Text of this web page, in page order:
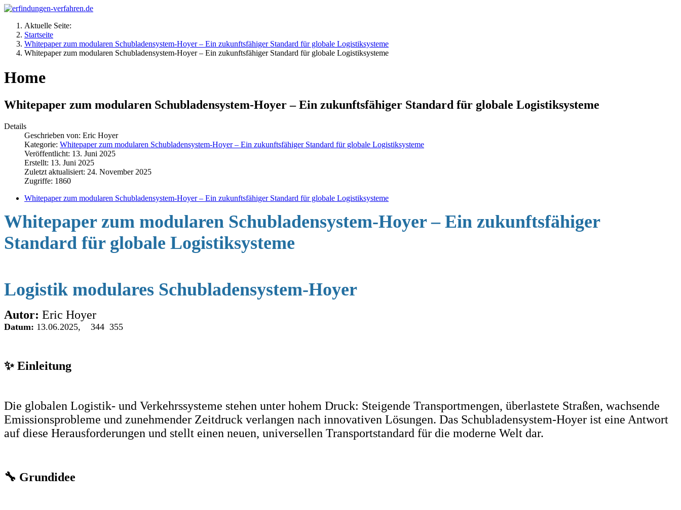
Aktuelle Seite:
Startseite
Whitepaper zum modularen Schubladensystem-Hoyer – Ein zukunftsfähiger Standard für globale Logistiksysteme
Whitepaper zum modularen Schubladensystem-Hoyer – Ein zukunftsfähiger Standard für globale Logistiksysteme
Home
Whitepaper zum modularen Schubladensystem-Hoyer – Ein zukunftsfähiger Standard für globale Logistiksysteme
Details
Geschrieben von: Eric Hoyer
Kategorie: Whitepaper zum modularen Schubladensystem-Hoyer – Ein zukunftsfähiger Standard für globale Logistiksysteme
Veröffentlicht: 13. Juni 2025
Erstellt: 13. Juni 2025
Zuletzt aktualisiert: 24. November 2025
Zugriffe: 1860
Whitepaper zum modularen Schubladensystem-Hoyer – Ein zukunftsfähiger Standard für globale Logistiksysteme
Whitepaper zum modularen Schubladensystem-Hoyer – Ein zukunftsfähiger
Standard für globale Logistiksysteme
Logistik modulares Schubladensystem-Hoyer
Autor: Eric Hoyer
Datum: 13.06.2025, 344 355
✨ Einleitung
Die globalen Logistik- und Verkehrssysteme stehen unter hohem Druck: Steigende Transportmengen, überlastete Straßen, wachsende
Emissionsprobleme und zunehmender Zeitdruck verlangen nach innovativen Lösungen. Das Schubladensystem-Hoyer ist eine Antwort
auf diese Herausforderungen und stellt einen neuen, universellen Transportstandard für die moderne Welt dar.
🔧 Grundidee